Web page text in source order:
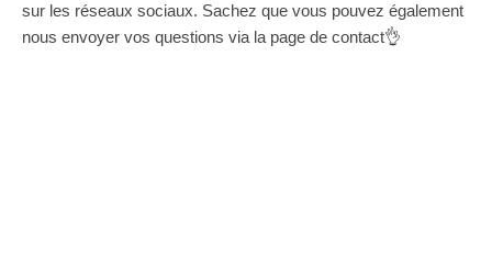
sur les réseaux sociaux. Sachez que vous pouvez également
nous envoyer vos questions via la page de contact👌